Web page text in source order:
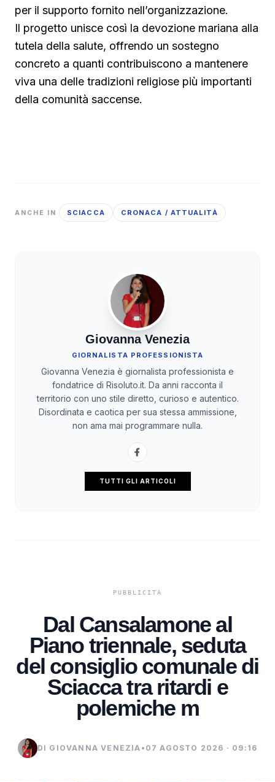
per il supporto fornito nell’organizzazione.
Il progetto unisce così la devozione mariana alla
tutela della salute, offrendo un sostegno
concreto a quanti contribuiscono a mantenere
viva una delle tradizioni religiose più importanti
della comunità saccense.
ANCHE IN SCIACCA CRONACA / ATTUALITÀ
Giovanna Venezia
GIORNALISTA PROFESSIONISTA
Giovanna Venezia è giornalista professionista e
fondatrice di Risoluto.it. Da anni racconta il
territorio con uno stile diretto, curioso e autentico.
Disordinata e caotica per sua stessa ammissione,
non ama mai programmare nulla.
TUTTI GLI ARTICOLI
Dal Cansalamone al
Piano triennale, seduta
del consiglio comunale di
Sciacca tra ritardi e
polemiche m
DI GIOVANNA VENEZIA • 07 AGOSTO 2026 · 09:16